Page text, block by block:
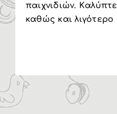
παιχνιδιών.
καθώς και λιγότερο